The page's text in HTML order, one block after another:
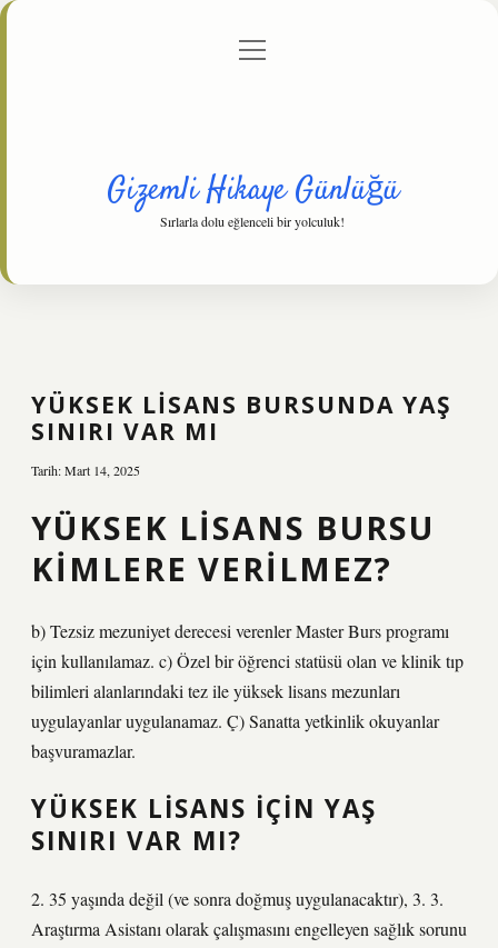
Gizlilik Politikası
menüyü
Gizemli Hikaye Günlüğü
Sırlarla dolu eğlenceli bir yolculuk!
YÜKSEK LISANS BURSUNDA YAŞ
SINIRI VAR MI
Tarih: Mart 14, 2025
YÜKSEK LISANS BURSU
KIMLERE VERILMEZ?
b) Tezsiz mezuniyet derecesi verenler Master Burs programı
için kullanılamaz. c) Özel bir öğrenci statüsü olan ve klinik tıp
bilimleri alanlarındaki tez ile yüksek lisans mezunları
uygulayanlar uygulanamaz. Ç) Sanatta yetkinlik okuyanlar
başvuramazlar.
YÜKSEK LISANS IÇIN YAŞ
SINIRI VAR MI?
2. 35 yaşında değil (ve sonra doğmuş uygulanacaktır), 3. 3.
Araştırma Asistanı olarak çalışmasını engelleyen sağlık sorunu